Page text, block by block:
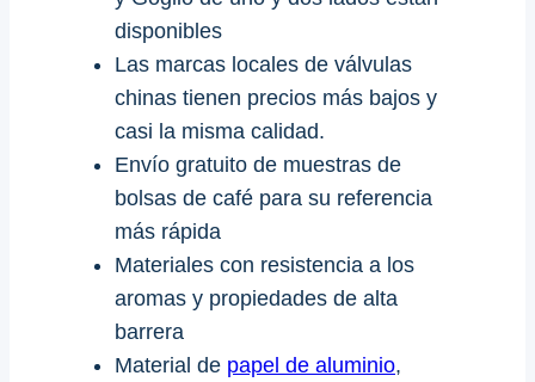
disponibles
Las marcas locales de válvulas
chinas tienen precios más bajos y
casi la misma calidad.
Envío gratuito de muestras de
bolsas de café para su referencia
más rápida
Materiales con resistencia a los
aromas y propiedades de alta
barrera
Material de papel de aluminio,